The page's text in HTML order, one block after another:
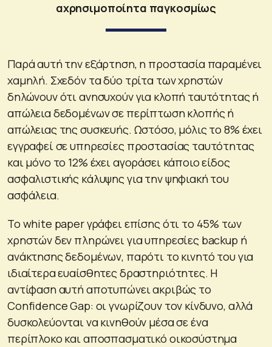
αχρησιμοποίητα παγκοσμίως
Παρά αυτή την εξάρτηση, η προστασία παραμένει
χαμηλή. Σχεδόν τα δύο τρίτα των χρηστών
δηλώνουν ότι ανησυχούν για κλοπή ταυτότητας ή
απώλεια δεδομένων σε περίπτωση κλοπής ή
απώλειας της συσκευής. Ωστόσο, μόλις το 8% έχει
εγγραφεί σε υπηρεσίες προστασίας ταυτότητας
και μόνο το 12% έχει αγοράσει κάποιο είδος
ασφαλιστικής κάλυψης για την ψηφιακή του
ασφάλεια.
Το white paper γράφει επίσης ότι το 45% των
χρηστών δεν πληρώνει για υπηρεσίες backup ή
ανάκτησης δεδομένων, παρότι το κινητό του για
ιδιαίτερα ευαίσθητες δραστηριότητες. Η
αντίφαση αυτή αποτυπώνει ακριβώς το
Confidence Gap: οι γνωρίζουν τον κίνδυνο, αλλά
δυσκολεύονται να κινηθούν μέσα σε ένα
περίπλοκο και αποσπασματικό οικοσύστημα